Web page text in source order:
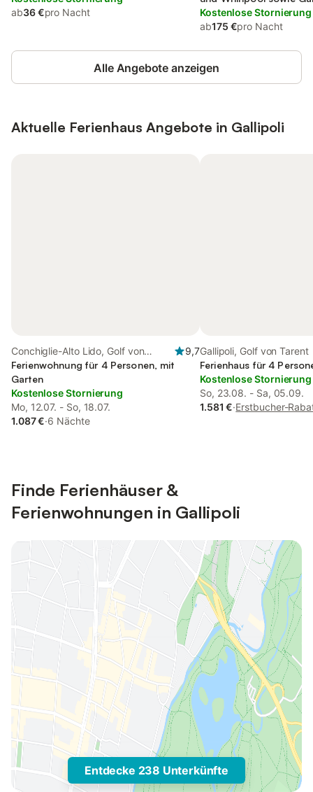
ab36 €pro Nacht
Kostenlose Stornierung
ab175 €pro Nacht
Alle Angebote anzeigen
Aktuelle Ferienhaus Angebote in Gallipoli
Conchiglie-Alto Lido, Golf von
Tarent
9,7
Ferienwohnung für 4 Personen, mit
Garten
Kostenlose Stornierung
Mo, 12.07. - So, 18.07.
1.087 €·6 Nächte
Gallipoli, Golf von Tarent
Ferienhaus für 4
Kostenlose Stornierung
So, 23.08. - Sa, 05.09.
1.581 €·Erstbucher-
Finde Ferienhäuser &
Ferienwohnungen in Gallipoli
Entdecke 238 Unterkünfte